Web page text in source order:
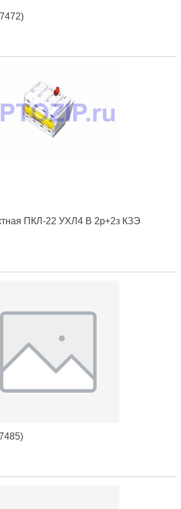
ПКЛ-22 УХЛ4 В 2р+2з КЗЭ